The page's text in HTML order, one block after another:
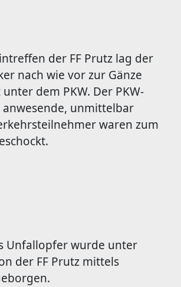
der FF Prutz lag der
nach wie vor zur Gänze
dem PKW. Der PKW-
anwesende, unmittelbar
waren zum
Unfallopfer wurde unter
der FF Prutz mittels